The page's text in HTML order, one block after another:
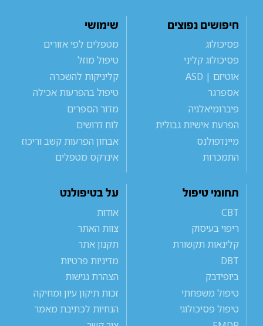
חיפושים נפוצים
פסיכולוג
פסיכולוג קליני
אוטיזם | ASD
אספרגר
פיברומיאלגיה
הפרעת אישיות גבולית
מיינדפולנס
התמכרות
שימושי
מטפלים לפי אזורים
טיפול מוזל
קליניקות להשכרה
טיפול בהפרעות אכילה
מדור הספרים
לוח דרושים
אבחון הפרעות קשב וריכוז
אינדקס מטפלים
תחומי טיפול
CBT
ריפוי בעיסוק
קלינאות תקשורת
DBT
ביופידבק
טיפול משפחתי
טיפול פסיכולוגי
על בטיפולנט
אודות
צוות האתר
תקנון אתר
מדיניות פרטיות
הצהרת נגישות
זכות תיקון עיון ומחיקה
הנחיות לכתיבת מאמר